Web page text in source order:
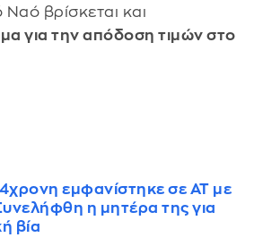
βρίσκεται και
για την απόδοση τιμών στο
εμφανίστηκε σε ΑΤ με
η μητέρα της για
βία